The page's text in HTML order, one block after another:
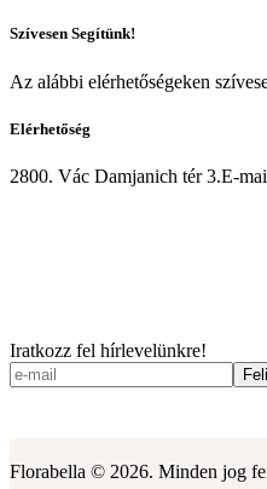
Szívesen Segítünk!
Az alábbi elérhetőségeken
Elérhetőség
2800. Vác Damjanich tér 3.E-
Iratkozz fel hírlevelünkre!
Florabella © 2026. Minden jog